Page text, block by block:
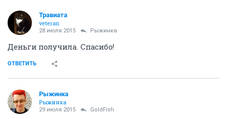
Травиата
veteran
28 июля 2015 Рыжинка
Деньги получила. Спасибо!
ОТВЕТИТЬ
Рыжинка
Рыжинка
29 июля 2015 GoldFish